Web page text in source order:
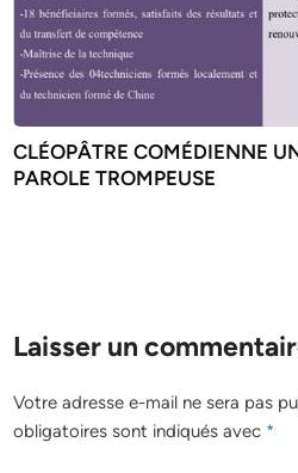
CLÉOPÂTRE COMÉDIENNE
PAROLE TROMPEUSE
Laisser un
Votre adresse e-mail ne sera pas
obligatoires sont indiqués avec *